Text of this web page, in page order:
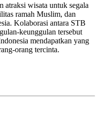
atraksi wisata untuk segala
ramah Muslim, dan
Kolaborasi antara STB
keunggulan tersebut
mendapatkan yang
orang tercinta.